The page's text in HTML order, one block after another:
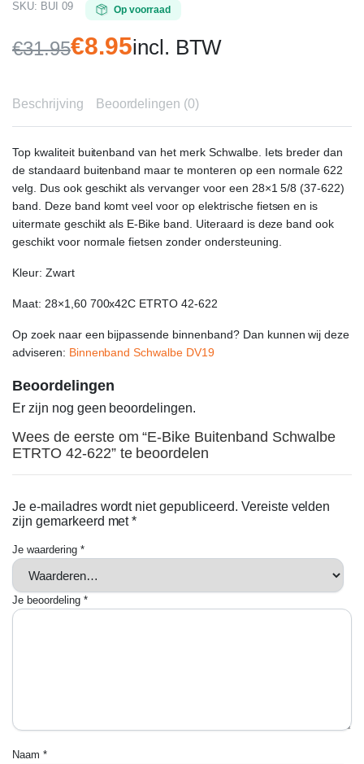
SKU: BUI 09 Op voorraad
€31.95
prijs
was:
€31.95.
€8.95
prijs
is:
€8.95.
incl. BTW
Beschrijving Beoordelingen (0)
Top kwaliteit buitenband van het merk Schwalbe. Iets breder dan
de standaard buitenband maar te monteren op een normale 622
velg. Dus ook geschikt als vervanger voor een 28×1 5/8 (37-622)
band. Deze band komt veel voor op elektrische fietsen en is
uitermate geschikt als E-Bike band. Uiteraard is deze band ook
geschikt voor normale fietsen zonder ondersteuning.
Kleur: Zwart
Maat: 28×1,60 700x42C ETRTO 42-622
Op zoek naar een bijpassende binnenband? Dan kunnen wij deze
adviseren: Binnenband Schwalbe DV19
Beoordelingen
Er zijn nog geen beoordelingen.
Wees de eerste om “E-Bike Buitenband Schwalbe
ETRTO 42-622” te beoordelen
Je e-mailadres wordt niet gepubliceerd. Vereiste velden
zijn gemarkeerd met*
Je waardering *
Je beoordeling *
Naam *